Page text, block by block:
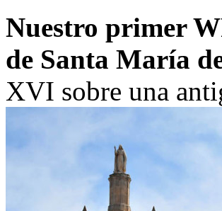
Nuestro primer
de Santa María
XVI sobre una